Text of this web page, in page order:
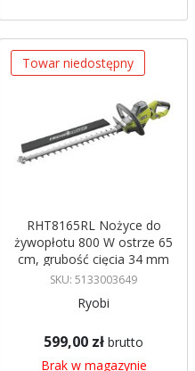
Towar niedostępny
RHT8165RL Nożyce do
żywopłotu 800 W ostrze 65
cm, grubość cięcia 34 mm
Ryobi
SKU: 5133003649
Ryobi
599,00 zł brutto
Brak w magazynie